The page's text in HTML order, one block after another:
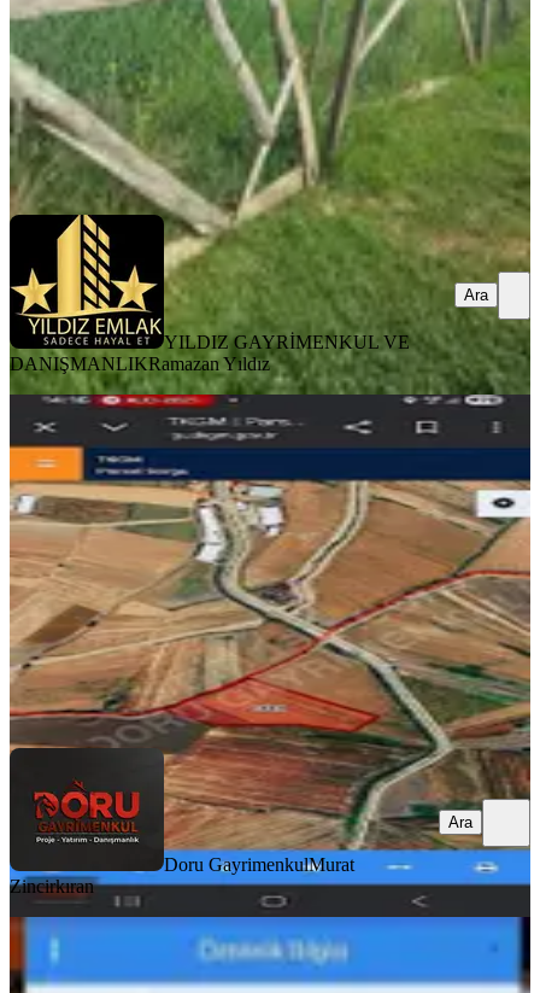
6.995.000 ₺
YILDIZ GAYRİMENKUL VE DANIŞMANLIK Ramazan Yıldız
Ara
YILDIZ GAYRİMENKUL VE
DANIŞMANLIKRamazan Yıldız
Ara
Önsende Acil Satlık 1912 M² Arsa
Onikişubat, Yeşilyurt Mahallesi
1915 m²·1.358/m² 06.02.2026
2.600.000 ₺
Doru GayrimenkulMurat Zincirkıran
Ara
Doru GayrimenkulMurat
Zincirkıran
Ara
Mrs Gayrimenkul Emlak
Danışmanın.dan Satılık Bağ